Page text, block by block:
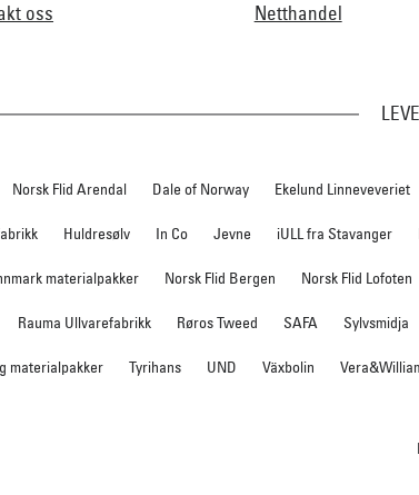
oss Netthandel
Norsk Flid Arendal Dale of Norway Ekelund Linneveveriet
Huldresølv In Co Jevne iULL fra Stavanger
materialpakker Norsk Flid Bergen Norsk Flid Lofoten
Rauma Ullvarefabrikk Røros Tweed SAFA Sylvsmidja
materialpakker Tyrihans UND Växbolin